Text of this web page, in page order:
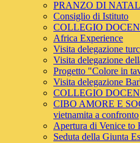
PRANZO DI
Consiglio di Istituto
COLLEGIO
Africa Experience
Visita delegazione
Visita delegazione
Progetto "Colore in
Visita delegazione
COLLEGIO
CIBO AMORE E
vietnamita a confronto
Apertura di Venice to
Seduta della Giunta